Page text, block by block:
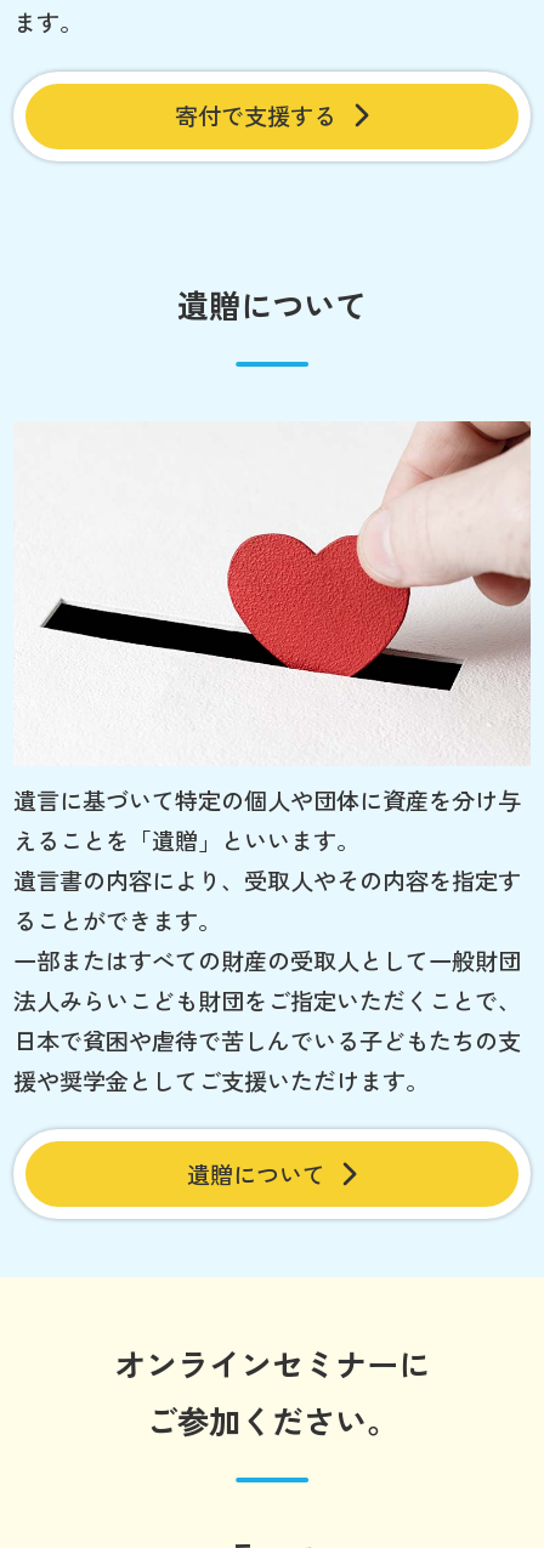
ます。
寄付で支援する
遺贈について
遺言に基づいて特定の個人や団体に資産を分け与
えることを「遺贈」といいます。
遺言書の内容により、受取人やその内容を指定す
ることができます。
一部またはすべての財産の受取人として一般財団
法人みらいこども財団をご指定いただくことで、
日本で貧困や虐待で苦しんでいる子どもたちの支
援や奨学金としてご支援いただけます。
遺贈について
オンラインセミナーに
ご参加ください。